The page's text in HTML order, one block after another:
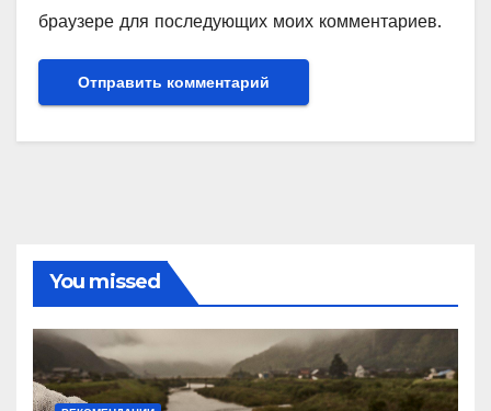
браузере для последующих моих комментариев.
You missed